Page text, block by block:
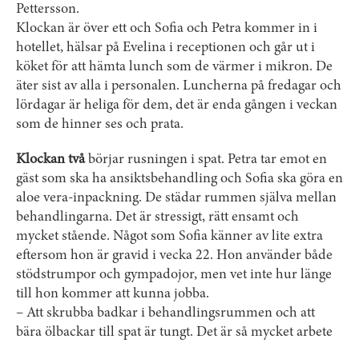
Pettersson.
Klockan är över ett och Sofia och Petra kommer in i
hotellet, hälsar på Evelina i receptionen och går ut i
köket för att hämta lunch som de värmer i mikron. De
äter sist av alla i personalen. Luncherna på fredagar och
lördagar är heliga för dem, det är enda gången i veckan
som de hinner ses och prata.
Klockan tvåbörjar rusningen i spat. Petra tar emot en
gäst som ska ha ansiktsbehandling och Sofia ska göra en
aloe vera-inpackning. De städar rummen själva mellan
behandlingarna. Det är stressigt, rätt ­ensamt och
mycket stående. Något som Sofia känner av lite extra
eftersom hon är gravid i vecka 22. Hon använder både
stödstrumpor och gympadojor, men vet inte hur länge
till hon kommer att kunna jobba.
– Att skrubba badkar i behandlingsrummen och att
bära ­ölbackar till spat är tungt. Det är så mycket arbete